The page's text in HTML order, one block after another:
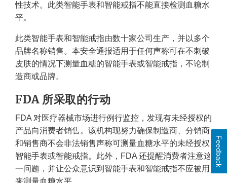
性技术。此类智能手表和智能戒指不能直接检测血糖水
平。
此类智能手表和智能戒指由数十家公司生产，并以多个
品牌名称销售。本安全通报适用于任何声称可在不刺破
皮肤的情况下测量血糖的智能手表或智能戒指，不论制
造商或品牌。
FDA 所采取的行动
FDA 对医疗器械市场进行例行监控，发现有未经授权的
产品向消费者销售。该机构现努力确保制造商、分销商
和销售商不会非法销售声称可测量血糖水平的未经授权
智能手表或智能戒指。此外，FDA 还提醒消费者注意这
一问题，并让公众意识到智能手表和智能戒指不应被用
Feedback